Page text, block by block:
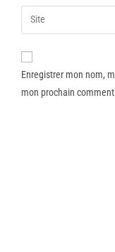
Enregistrer mon nom,
mon prochain